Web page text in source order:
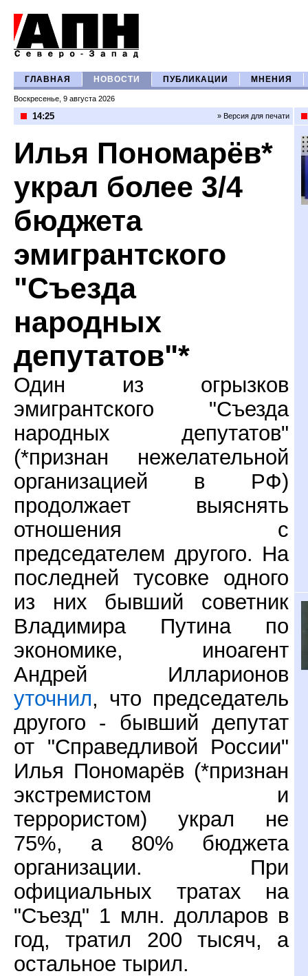
ГЛАВНАЯ НОВОСТИ ПУБЛИКАЦИИ МНЕНИЯ
Воскресенье, 9 августа 2026
14:25 » Версия для печати
Илья Пономарёв*
украл более 3/4
бюджета
эмигрантского
"Съезда
народных
депутатов"*
Один из огрызков
эмигрантского "Съезда
народных депутатов"
(*признан нежелательной
организацией в РФ)
продолжает выяснять
отношения с
председателем другого. На
последней тусовке одного
из них бывший советник
Владимира Путина по
экономике, иноагент
Андрей Илларионов
уточнил, что председатель
другого - бывший депутат
от "Справедливой России"
Илья Пономарёв (*признан
экстремистом и
террористом) украл не
75%, а 80% бюджета
организации. При
официальных тратах на
"Съезд" 1 млн. долларов в
год, тратил 200 тысяч, а
остальное тырил.